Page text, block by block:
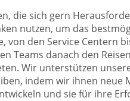
die sich gern
nutzen, um das
von den Service Centern
Teams danach den
Wir unterstützen
indem wir ihnen neue
und sie für ihre